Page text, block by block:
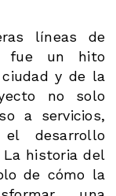
líneas de
fue un hito
y de la
no solo
a servicios,
desarrollo
La historia del
de cómo la